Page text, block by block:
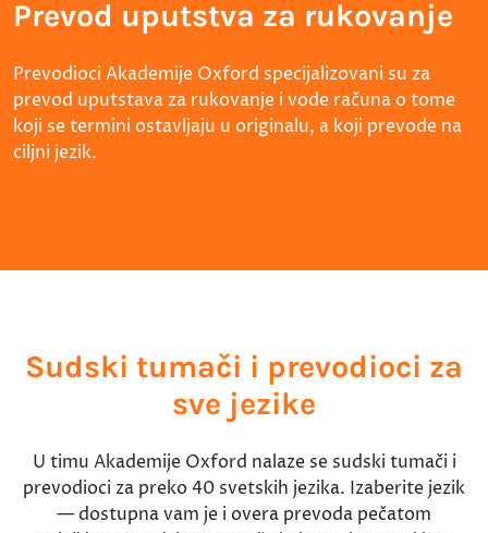
Prevod uputstva za rukovanje
Prevodioci Akademije Oxford specijalizovani su za
prevod uputstava za rukovanje i vode računa o tome
koji se termini ostavljaju u originalu, a koji prevode na
ciljni jezik.
Sudski tumači i prevodioci za
sve jezike
U timu Akademije Oxford nalaze se sudski tumači i
prevodioci za preko 40 svetskih jezika. Izaberite jezik
— dostupna vam je i overa prevoda pečatom